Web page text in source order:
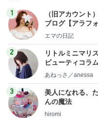
1
（旧アカウント
ブログ【アラフ
社売却セカンドラ
エマの日記
2
リトルミニマリ
ビューティコラ
little
あねっさ／anessa
3
美人になれる、
んの魔法
hiromi